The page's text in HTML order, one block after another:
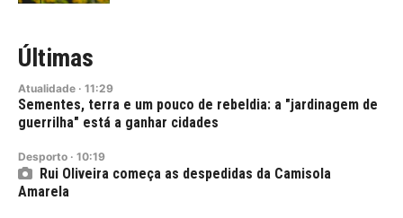
Últimas
Atualidade · 11:29
Sementes, terra e um pouco de rebeldia: a "jardinagem de
guerrilha" está a ganhar cidades
Desporto · 10:19
Rui Oliveira começa as despedidas da Camisola
Amarela